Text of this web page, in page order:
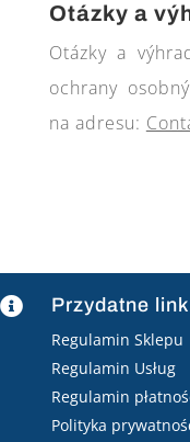
Otázky a
Otázky a
ochrany
na adresu:
 Przydatne
Regulamin Sklepu
Regulamin Usług
Regulamin
Polityka